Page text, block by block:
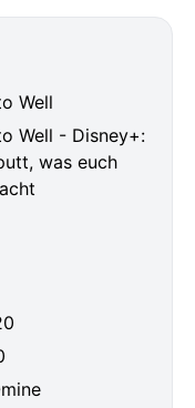
Well
Well - Disney+:
was euch